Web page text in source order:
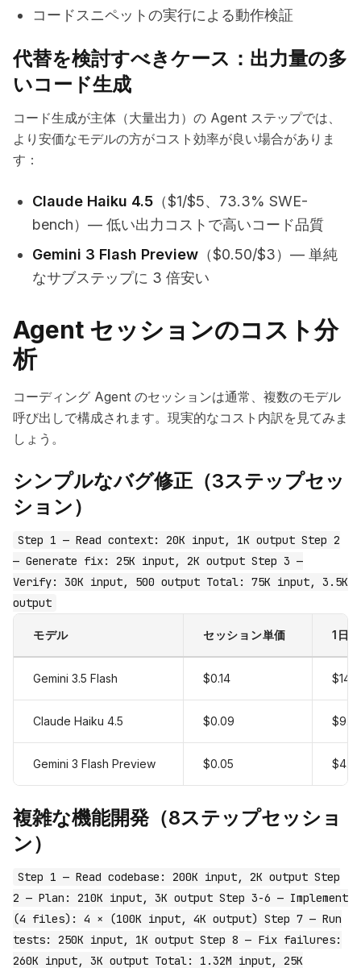
コードスニペットの実行による動作検証
代替を検討すべきケース：出力量の多
いコード生成
コード生成が主体（大量出力）の Agent ステップでは、
より安価なモデルの方がコスト効率が良い場合がありま
す：
Claude Haiku 4.5 （$1/$5、73.3% SWE-
bench）— 低い出力コストで高いコード品質
Gemini 3 Flash Preview （$0.50/$3）— 単純
なサブステップに 3 倍安い
Agent セッションのコスト分
析
コーディング Agent のセッションは通常、複数のモデル
呼び出しで構成されます。現実的なコスト内訳を見てみま
しょう。
シンプルなバグ修正（3ステップセッ
ション）
Step 1 — Read context: 20K input, 1K output Step 2
— Generate fix: 25K input, 2K output Step 3 —
Verify: 30K input, 500 output Total: 75K input, 3.5K
output
モデル セッション単価 1日
Gemini 3.5 Flash $0.14
Claude Haiku 4.5 $0.09 $9.25
Gemini 3 Flash Preview $0.05
複雑な機能開発（8ステップセッショ
ン）
Step 1 — Read codebase: 200K input, 2K output Step
2 — Plan: 210K input, 3K output Step 3-6 — Implement
(4 files): 4 × (100K input, 4K output) Step 7 — Run
tests: 250K input, 1K output Step 8 — Fix failures:
260K input, 3K output Total: 1.32M input, 25K